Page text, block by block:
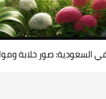
السعودية: صور خلابة